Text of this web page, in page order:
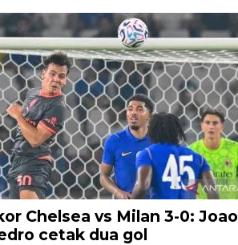
Chelsea vs Milan 3-0: Joao
cetak dua gol